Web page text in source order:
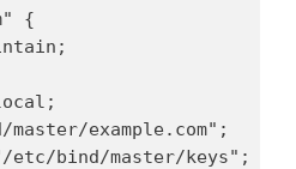
{
example.com";
bind/master/keys";